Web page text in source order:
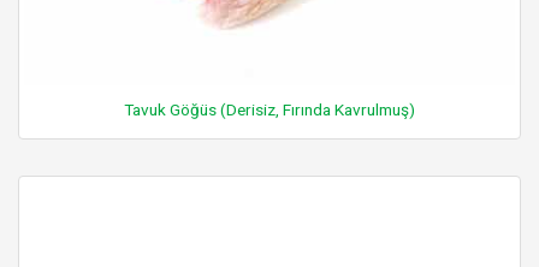
Tavuk Göğüs (Derisiz, Fırında Kavrulmuş)